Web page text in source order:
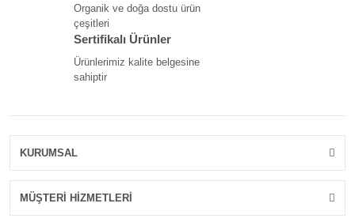
Organik ve doğa dostu ürün
çeşitleri
Sertifikalı Ürünler
Ürünlerimiz kalite belgesine
sahiptir
KURUMSAL
MÜŞTERİ HİZMETLERİ